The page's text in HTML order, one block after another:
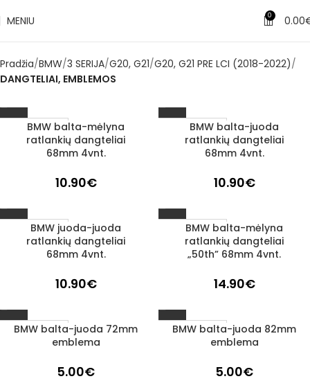
MENIU 0 0.00
Pradžia BMW 3 SERIJA G20, G21 G20, G21 PRE LCI (2018-2022)
DANGTELIAI, EMBLEMOS
1–3 D. D.
BMW balta-mėlyna
ratlankių dangteliai
68mm 4vnt.
10.90€
1–3 D. D.
BMW balta-juoda
ratlankių dangteliai
68mm 4vnt.
10.90€
1–3 D. D.
BMW juoda-juoda
ratlankių dangteliai
68mm 4vnt.
10.90€
1–3 D. D.
BMW balta-mėlyna
ratlankių dangteliai
„50th” 68mm 4vnt.
14.90€
1–3 D. D.
BMW balta-juoda 72mm
emblema
5.00€
1–3 D. D.
BMW balta-juoda 82mm
emblema
5.00€